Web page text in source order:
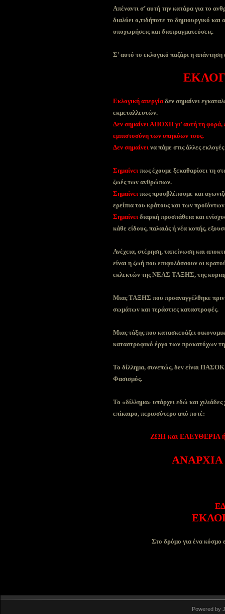
Απέναντι σ’ αυτή την κατάρα για το
διαλύει ο,τιδήποτε το δημιουργικό
υποχωρήσεις και διαπραγματεύσεις.
Σ’ αυτό το εκλογικό παζάρι η απάντηση
Εκλογική απεργία δεν σημαίνει
εκμεταλλευτών.
Δεν σημαίνει ΑΠΟΧΗ γι’ αυτή τη φορά,
εμπιστοσύνη των υπηκόων τους.
Δεν σημαίνει να πάμε στις άλλες
Σημαίνει πως έχουμε ξεκαθαρίσει τη
ζωές των ανθρώπων.
Σημαίνει πως προσβλέπουμε και
ερείπια του κράτους και των
Σημαίνει διαρκή προσπάθεια και
κάθε είδους, παλαιάς ή νέα κοπής,
Ανέχεια, στέρηση, ταπείνωση και
είναι η ζωή που επιφυλάσσουν οι
εκλεκτών της ΝΕΑΣ ΤΑΞΗΣ, της
Μιας ΤΑΞΗΣ που προαναγγέλθηκε πριν
σωμάτων και τεράστιες καταστροφές.
Μιας τάξης που κατασκευάζει
καταστροφικό έργο των προκατόχων
Το δίλλημα, συνεπώς, δεν είναι
Φασισμός.
Το «δίλλημα» υπάρχει εδώ και χιλιάδες
επίκαιρο, περισσότερο από ποτέ:
ΖΩΗ και ΕΛΕΥΘΕΡΙΑ
Στο δρόμο για ένα κόσμο
Powered by